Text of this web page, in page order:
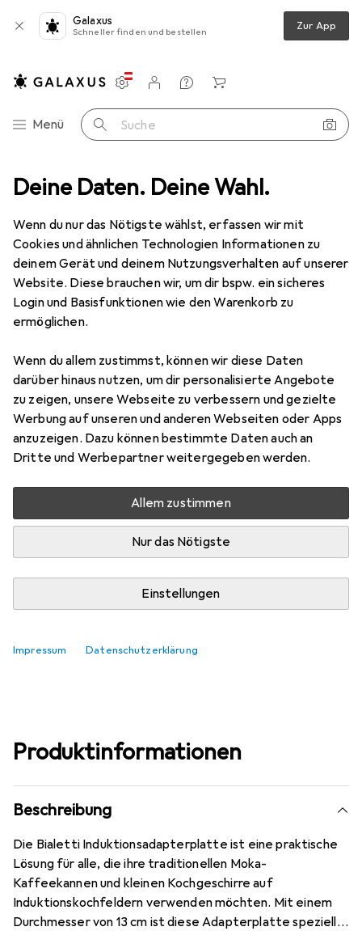
Deine Daten. Deine Wahl.
Wenn du nur das Nötigste wählst, erfassen wir mit
Cookies und ähnlichen Technologien Informationen zu
deinem Gerät und deinem Nutzungsverhalten auf unserer
Website. Diese brauchen wir, um dir bspw. ein sicheres
Login und Basisfunktionen wie den Warenkorb zu
ermöglichen.
Wenn du allem zustimmst, können wir diese Daten
darüber hinaus nutzen, um dir personalisierte Angebote
zu zeigen, unsere Webseite zu verbessern und gezielte
Werbung auf unseren und anderen Webseiten oder Apps
anzuzeigen. Dazu können bestimmte Daten auch an
Dritte und Werbepartner weitergegeben werden.
Allem zustimmen
Nur das Nötigste
Einstellungen
Impressum Datenschutzerklärung
Galaxus
Schneller finden und bestellen Zur App
Navigation nach Kategorien
Menü Suche
Einstellungen
Kundenkonto
Vergleichslisten
Merklisten
Warenkorb
Zubehör Kochgeschirr Bialetti Induplate Adapter für Induktion
13 Bilder
BialettiInduplate Adapter für
Induktion
13 cm, Kunststoff, Metall
Preis in EUR inkl. MwSt.
EUR
19,66
631
Bewertungen
In den Warenkorb
Produktinformationen
Beschreibung
Die Bialetti Induktionsadapterplatte ist eine praktische
Lösung für alle, die ihre traditionellen Moka-
Kaffeekannen und kleinen Kochgeschirre auf
Induktionskochfeldern verwenden möchten. Mit einem
Durchmesser von 13 cm ist diese Adapterplatte speziell